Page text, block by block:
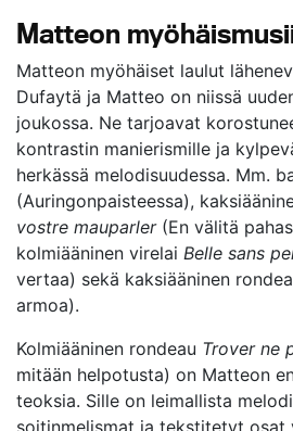
Matteon
Matteon myöhäiset laulut
Dufaytä ja Matteo on niissä
joukossa. Ne tarjoavat
kontrastin manierismille ja
herkässä melodisuudessa. Mm.
(Auringonpaisteessa),
vostre mauparler(En välitä
kolmiääninen virelai Belle sans
vertaa) sekä kaksiääninen
armoa).
Kolmiääninen rondeau Trover ne
mitään helpotusta) on Matteon
teoksia. Sille on leimallista
soitinmelismat ja tekstitetyt osat